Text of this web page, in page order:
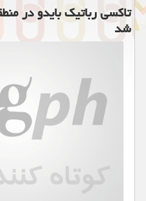
تاکسی رباتیک بایدو در
شد